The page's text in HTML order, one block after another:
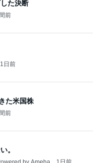
た決断
前
日前
た米国株
前
。